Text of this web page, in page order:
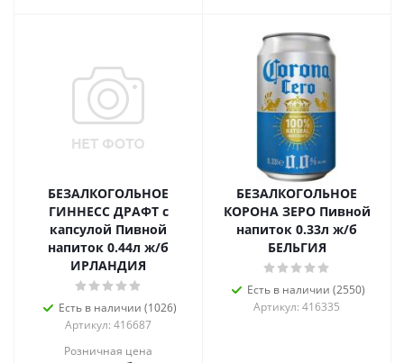
БЕЗАЛКОГОЛЬНОЕ
ГИННЕСС ДРАФТ с
капсулой Пивной
напиток 0.44л ж/б
ИРЛАНДИЯ
Есть в наличии (1026)
Артикул: 416687
Розничная цена
БЕЗАЛКОГОЛЬНОЕ
КОРОНА ЗЕРО Пивной
напиток 0.33л ж/б
БЕЛЬГИЯ
Есть в наличии (2550)
Артикул: 416335